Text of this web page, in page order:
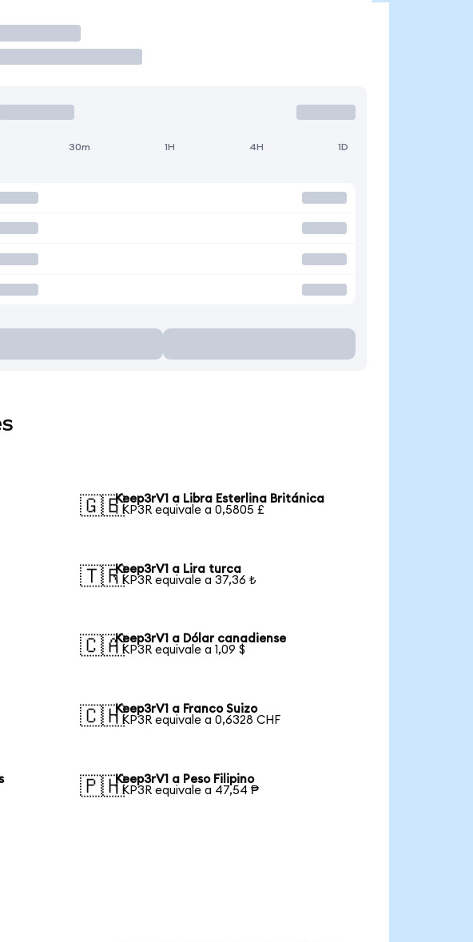
30m 1H 4H 1D
🇬🇧Keep3rV1 a Libra Esterlina Británica
1 KP3R equivale a 0,5805 £
🇹🇷Keep3rV1 a Lira turca
1 KP3R equivale a 37,36 ₺
🇨🇦Keep3rV1 a Dólar canadiense
1 KP3R equivale a 1,09 $
🇨🇭Keep3rV1 a Franco Suizo
1 KP3R equivale a 0,6328 CHF
🇵🇭Keep3rV1 a Peso Filipino
1 KP3R equivale a 47,54 ₱